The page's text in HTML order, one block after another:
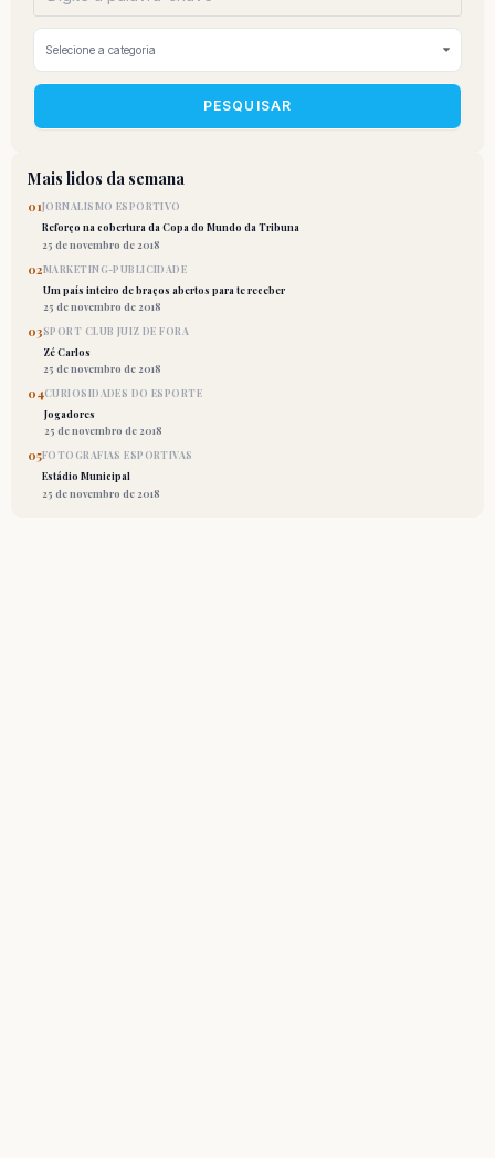
PESQUISAR
Mais lidos da semana
01JORNALISMO ESPORTIVO
Reforço na cobertura da Copa do Mundo da Tribuna
25 de novembro de 2018
02MARKETING-PUBLICIDADE
Um país inteiro de braços abertos para te receber
25 de novembro de 2018
03SPORT CLUB JUIZ DE FORA
Zé Carlos
25 de novembro de 2018
04CURIOSIDADES DO ESPORTE
Jogadores
25 de novembro de 2018
05FOTOGRAFIAS ESPORTIVAS
Estádio Municipal
25 de novembro de 2018